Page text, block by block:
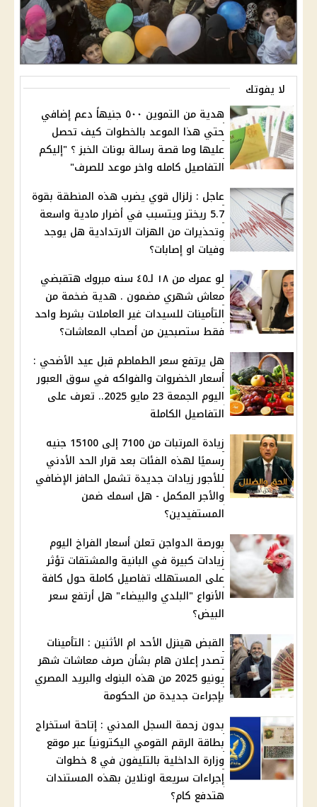
لا يفوتك
هدية من التموين ٥٠٠ جنيهاً دعم إضافي
حتي هذا الموعد بالخطوات كيف تحصل
عليها وما قصة رسالة بونات الخبز ؟ "إليكم
التفاصيل كامله واخر موعد للصرف"
عاجل : زلزال قوي يضرب هذه المنطقة بقوة
5.7 ريختر ويتسبب في أضرار مادية واسعة
وتحذيرات من الهزات الارتدادية هل يوجد
وفيات او إصابات؟
لو عمرك من ١٨ لـ٤٥ سنه مبروك هتقبضي
معاش شهري مضمون . هدية ضخمة من
التأمينات للسيدات غير العاملات بشرط واحد
فقط ستصبحين من أصحاب المعاشات؟
هل يرتفع سعر الطماطم قبل عيد الأضحي :
أسعار الخضروات والفواكه في سوق العبور
اليوم الجمعة 23 مايو 2025.. تعرف على
التفاصيل الكاملة
زيادة المرتبات من 7100 إلى 15100 جنيه
رسميًا لهذه الفئات بعد قرار الحد الأدني
للأجور زيادات جديدة تشمل الحافز الإضافي
والأجر المكمل - هل اسمك ضمن
المستفيدين؟
بورصة الدواجن تعلن أسعار الفراخ اليوم
زيادات كبيرة في البانية والمشتقات تؤثر
على المستهلك تفاصيل كاملة حول كافة
الأنواع "البلدي والبيضاء" هل أرتفع سعر
البيض؟
القبض هينزل الأحد ام الأثنين : التأمينات
تصدر إعلان هام بشأن صرف معاشات شهر
يونيو 2025 من هذه البنوك والبريد المصري
بإجراءت جديدة من الحكومة
بدون زحمة السجل المدني : إتاحة استخراج
بطاقة الرقم القومي اليكترونياَ عبر موقع
وزارة الداخلية بالتليفون في 8 خطوات
إجراءات سريعة اونلاين بهذه المستندات
هتدفع كام؟